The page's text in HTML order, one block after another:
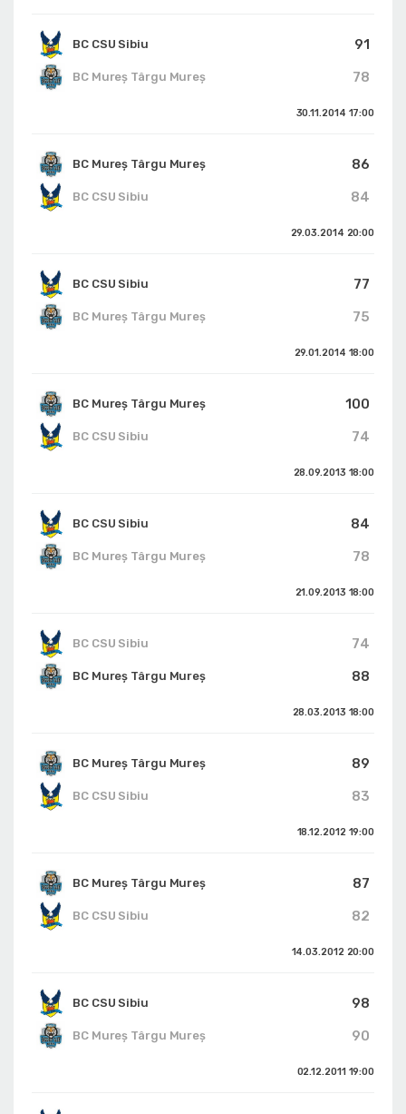
BC CSU Sibiu
91
78
BC Mureș Târgu Mureș
30.11.2014 17:00
BC Mureș Târgu Mureș
86
84
BC CSU Sibiu
29.03.2014 20:00
BC CSU Sibiu
77
75
BC Mureș Târgu Mureș
29.01.2014 18:00
BC Mureș Târgu Mureș
100
74
BC CSU Sibiu
28.09.2013 18:00
BC CSU Sibiu
84
78
BC Mureș Târgu Mureș
21.09.2013 18:00
BC CSU Sibiu
74
88
BC Mureș Târgu Mureș
28.03.2013 18:00
BC Mureș Târgu Mureș
89
83
BC CSU Sibiu
18.12.2012 19:00
BC Mureș Târgu Mureș
87
82
BC CSU Sibiu
14.03.2012 20:00
BC CSU Sibiu
98
90
BC Mureș Târgu Mureș
02.12.2011 19:00